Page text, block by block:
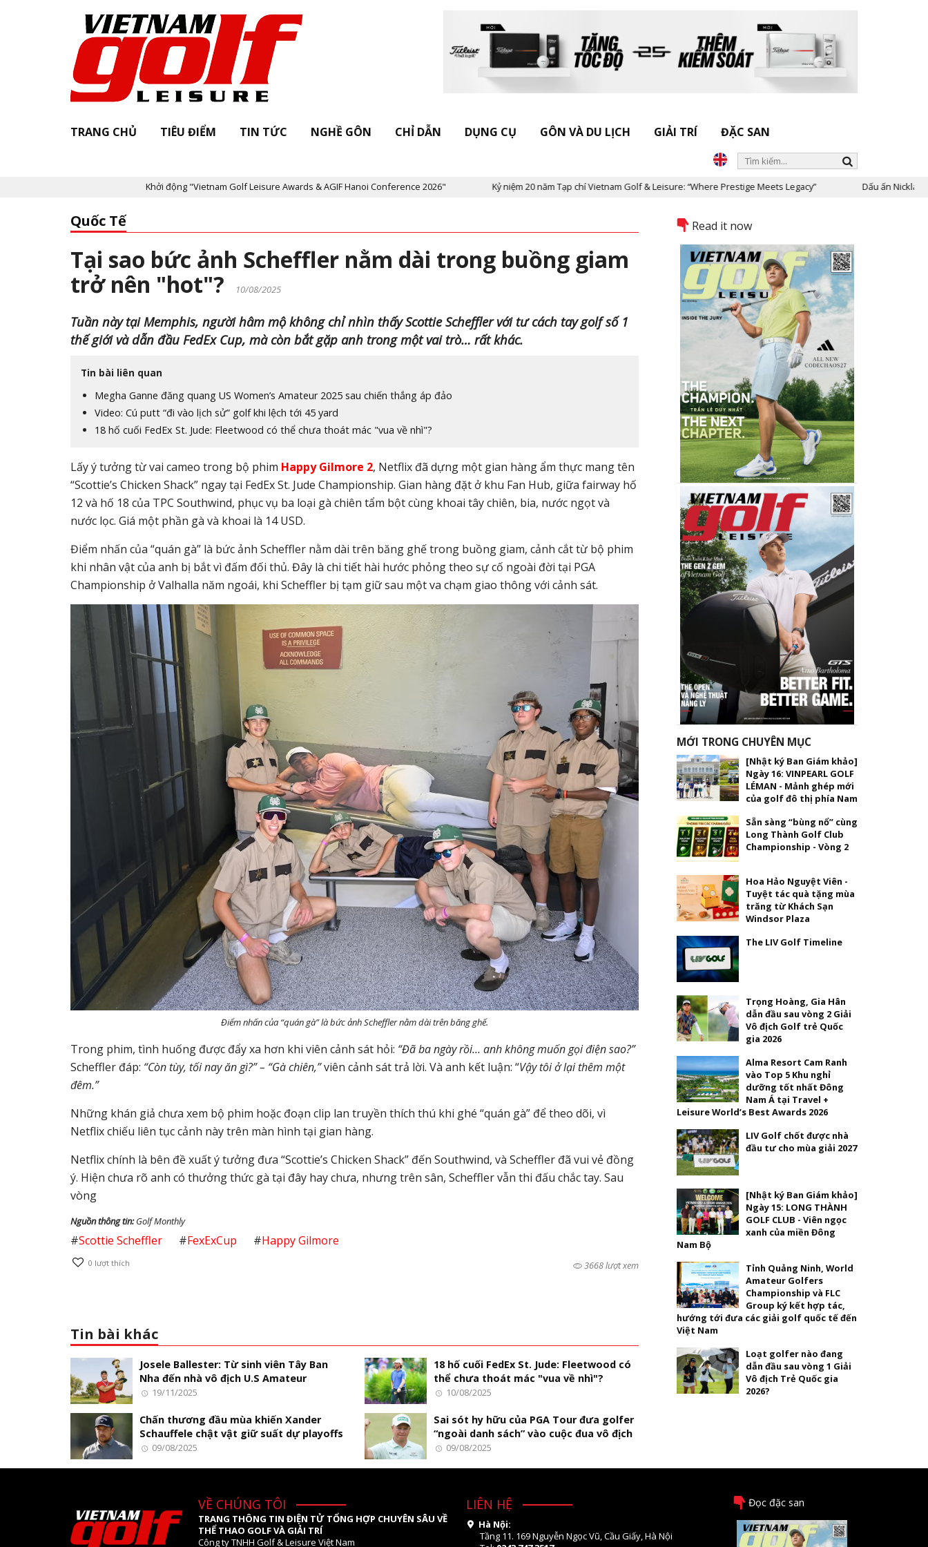
TRANG CHỦ TIÊU ĐIỂM TIN TỨC NGHỀ GÔN CHỈ DẪN DỤNG CỤ GÔN VÀ DU LỊCH GIẢI TRÍ ĐẶC SAN
Khởi động "Vietnam Golf Leisure Awards & AGIF Hanoi Conference 2026" Kỷ niệm 20 năm Tạp chí Vietnam Golf & Leisure: “Where Prestige Meets Legacy” Dấu ấn Nicklaus
Quốc Tế
Tại sao bức ảnh Scheffler nằm dài trong buồng giam
trở nên "hot"?
10/08/2025
Tuần này tại Memphis, người hâm mộ không chỉ nhìn thấy Scottie Scheffler với tư cách tay golf số 1
thế giới và dẫn đầu FedEx Cup, mà còn bắt gặp anh trong một vai trò… rất khác.
Tin bài liên quan
Megha Ganne đăng quang US Women’s Amateur 2025 sau chiến thắng áp đảo
Video: Cú putt “đi vào lịch sử” golf khi lệch tới 45 yard
18 hố cuối FedEx St. Jude: Fleetwood có thể chưa thoát mác "vua về nhì"?
Lấy ý tưởng từ vai cameo trong bộ phim Happy Gilmore 2, Netflix đã dựng một gian hàng ẩm thực mang tên
“Scottie’s Chicken Shack” ngay tại FedEx St. Jude Championship. Gian hàng đặt ở khu Fan Hub, giữa fairway hố
12 và hố 18 của TPC Southwind, phục vụ ba loại gà chiên tẩm bột cùng khoai tây chiên, bia, nước ngọt và
nước lọc. Giá một phần gà và khoai là 14 USD.
Điểm nhấn của “quán gà” là bức ảnh Scheffler nằm dài trên băng ghế trong buồng giam, cảnh cắt từ bộ phim
khi nhân vật của anh bị bắt vì đấm đối thủ. Đây là chi tiết hài hước phỏng theo sự cố ngoài đời tại PGA
Championship ở Valhalla năm ngoái, khi Scheffler bị tạm giữ sau một va chạm giao thông với cảnh sát.
Điểm nhấn của “quán gà” là bức ảnh Scheffler nằm dài trên băng ghế.
Trong phim, tình huống được đẩy xa hơn khi viên cảnh sát hỏi: “Đã ba ngày rồi… anh không muốn gọi điện sao?”
Scheffler đáp: “Còn tùy, tối nay ăn gì?” – “Gà chiên,”viên cảnh sát trả lời. Và anh kết luận: “Vậy tôi ở lại thêm một
đêm.”
Những khán giả chưa xem bộ phim hoặc đoạn clip lan truyền thích thú khi ghé “quán gà” để theo dõi, vì
Netflix chiếu liên tục cảnh này trên màn hình tại gian hàng.
Netflix chính là bên đề xuất ý tưởng đưa “Scottie’s Chicken Shack” đến Southwind, và Scheffler đã vui vẻ đồng
ý. Hiện chưa rõ anh có thưởng thức gà tại đây hay chưa, nhưng trên sân, Scheffler vẫn thi đấu chắc tay. Sau
vòng
Nguồn thông tin:Golf Monthly
#Scottie Scheffler #FexExCup #Happy Gilmore
0 lượt thích 3668 lượt xem
Tin bài khác
Josele Ballester: Từ sinh viên Tây Ban
Nha đến nhà vô địch U.S Amateur
19/11/2025
18 hố cuối FedEx St. Jude: Fleetwood có
thể chưa thoát mác "vua về nhì"?
10/08/2025
Chấn thương đầu mùa khiến Xander
Schauffele chật vật giữ suất dự playoffs
09/08/2025
Sai sót hy hữu của PGA Tour đưa golfer
“ngoài danh sách” vào cuộc đua vô địch
09/08/2025
Read it now
MỚI TRONG CHUYÊN MỤC
[Nhật ký Ban Giám khảo]
Ngày 16: VINPEARL GOLF
LÉMAN - Mảnh ghép mới
của golf đô thị phía Nam
Sẵn sàng “bùng nổ” cùng
Long Thành Golf Club
Championship - Vòng 2
Hoa Hảo Nguyệt Viên -
Tuyệt tác quà tặng mùa
trăng từ Khách Sạn
Windsor Plaza
The LIV Golf Timeline
Trọng Hoàng, Gia Hân
dẫn đầu sau vòng 2 Giải
Vô địch Golf trẻ Quốc
gia 2026
Alma Resort Cam Ranh
vào Top 5 Khu nghỉ
dưỡng tốt nhất Đông
Nam Á tại Travel +
Leisure World’s Best Awards 2026
LIV Golf chốt được nhà
đầu tư cho mùa giải 2027
[Nhật ký Ban Giám khảo]
Ngày 15: LONG THÀNH
GOLF CLUB - Viên ngọc
xanh của miền Đông
Nam Bộ
Tỉnh Quảng Ninh, World
Amateur Golfers
Championship và FLC
Group ký kết hợp tác,
hướng tới đưa các giải golf quốc tế đến
Việt Nam
Loạt golfer nào đang
dẫn đầu sau vòng 1 Giải
Vô địch Trẻ Quốc gia
2026?
VỀ CHÚNG TÔI
TRANG THÔNG TIN ĐIỆN TỬ TỔNG HỢP CHUYÊN SÂU VỀ
THỂ THAO GOLF VÀ GIẢI TRÍ
Công ty TNHH Golf & Leisure Việt Nam
LIÊN HỆ
Hà Nội:
Tầng 11. 169 Nguyễn Ngọc Vũ, Cầu Giấy, Hà Nội
Đọc đặc san